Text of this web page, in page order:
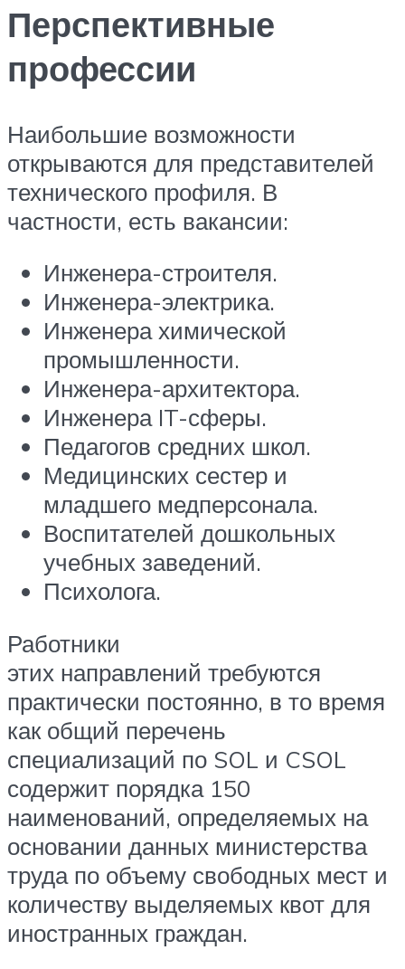
Перспективные
профессии
Наибольшие возможности
открываются для представителей
технического профиля. В
частности, есть вакансии:
Инженера-строителя.
Инженера-электрика.
Инженера химической
промышленности.
Инженера-архитектора.
Инженера IT-сферы.
Педагогов средних школ.
Медицинских сестер и
младшего медперсонала.
Воспитателей дошкольных
учебных заведений.
Психолога.
Работники
этих направлений требуются
практически постоянно, в то время
как общий перечень
специализаций по SOL и CSOL
содержит порядка 150
наименований, определяемых на
основании данных министерства
труда по объему свободных мест и
количеству выделяемых квот для
иностранных граждан.